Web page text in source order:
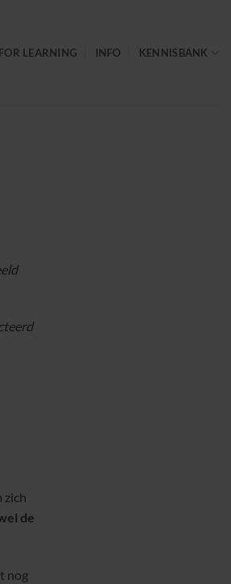
LEARNING INFO KENNISBANK
zich
de
nog